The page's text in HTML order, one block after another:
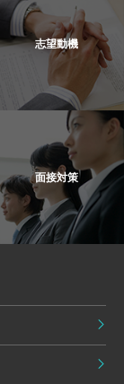
志望動機
面接対策